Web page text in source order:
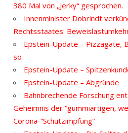
380 Mal von „Jerky“ gesprochen.
Innenminister Dobrindt
Rechtsstaates:
Epstein-Update – Pizzagate,
so
Epstein-Update –
Epstein-Update – Abgründe
Bahnbrechende Forschung
Geheimnis der “gummiartigen,
Corona-“Schutzimpfung”